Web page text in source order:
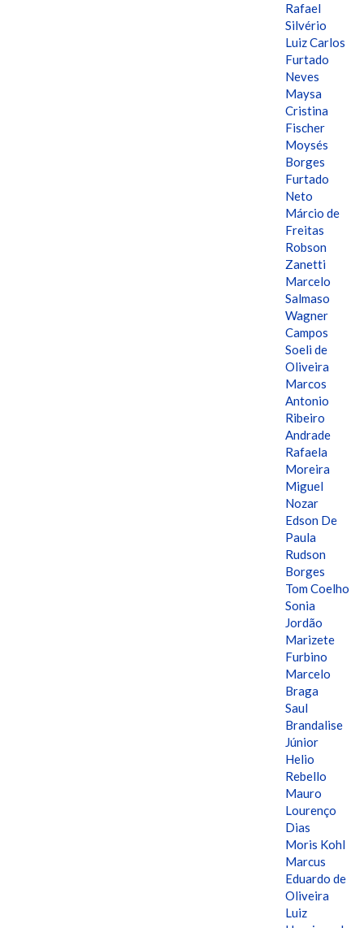
Rafael
Silvério
Luiz Carlos
Furtado
Neves
Maysa
Cristina
Fischer
Moysés
Borges
Furtado
Neto
Márcio de
Freitas
Robson
Zanetti
Marcelo
Salmaso
Wagner
Campos
Soeli de
Oliveira
Marcos
Antonio
Ribeiro
Andrade
Rafaela
Moreira
Miguel
Nozar
Edson De
Paula
Rudson
Borges
Tom Coelho
Sonia
Jordão
Marizete
Furbino
Marcelo
Braga
Saul
Brandalise
Júnior
Helio
Rebello
Mauro
Lourenço
Dias
Moris Kohl
Marcus
Eduardo de
Oliveira
Luiz